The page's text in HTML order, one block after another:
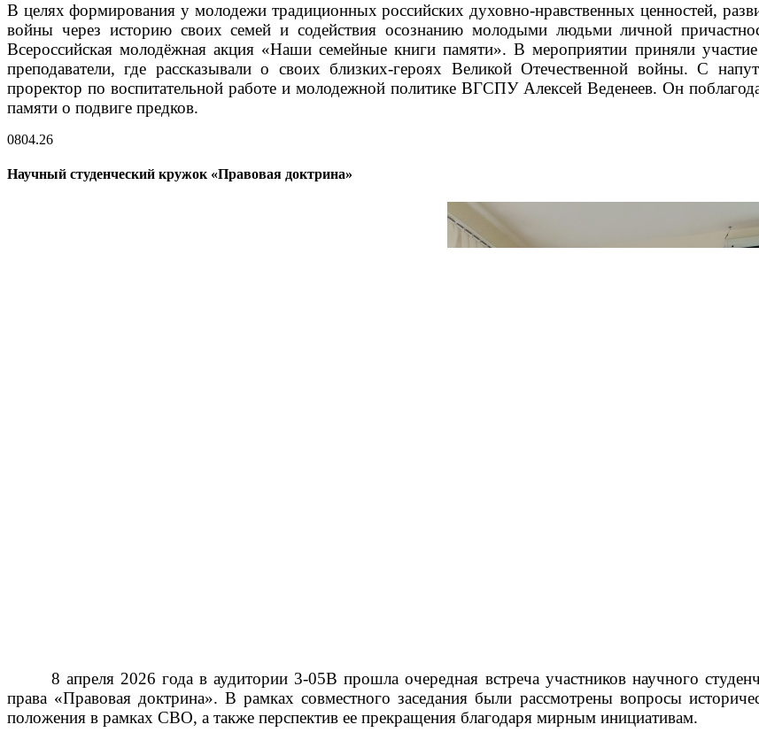
В целях формирования у молодежи традиционных российских духовно-нравственных ценностей,
войны через историю своих семей и содействия осознанию молодыми людьми личной
Всероссийская молодёжная акция «Наши семейные книги памяти». В мероприятии приняли
преподаватели, где рассказывали о своих близких-героях Великой Отечественной войны. С
проректор по воспитательной работе и молодежной политике ВГСПУ Алексей Веденеев. Он
памяти о подвиге предков.
0804.26
Научный студенческий кружок «Правовая доктрина»
8 апреля 2026 года в аудитории 3-05В прошла очередная встреча участников научного
права «Правовая доктрина». В рамках совместного заседания были рассмотрены вопросы
положения в рамках СВО, а также перспектив ее прекращения благодаря мирным инициативам.